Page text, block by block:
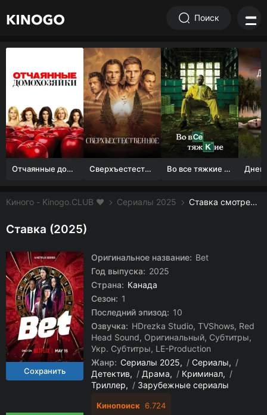
Поиск
Отчаянные домохозяйки (1 сезон) Сверхъестественное Во все тяжкие 1-5 сезон
Киного - Kinogo.CLUB ❤️ Сериалы 2025 Ставка смотреть онлайн бесплатно
Ставка (2025)
Оригинальное название: Bet
Год выпуска: 2025
Страна: Канада
Сезон: 1
Последний эпизод: 10
Озвучка: HDrezka Studio, TVShows, Red
Head Sound, Оригинальный, Субтитры,
Укр. Субтитры, LE-Production
Жанр: Сериалы 2025 / Сериалы
/
Детектив
/ Драма / Криминал
/
Триллер
/ Зарубежные сериалы
Кинопоиск 6.724